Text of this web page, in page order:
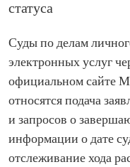
статуса
Суды по делам
электронных услуг
официальном сайте
относятся подача
и запросов о
информации о дате
отслеживание хода